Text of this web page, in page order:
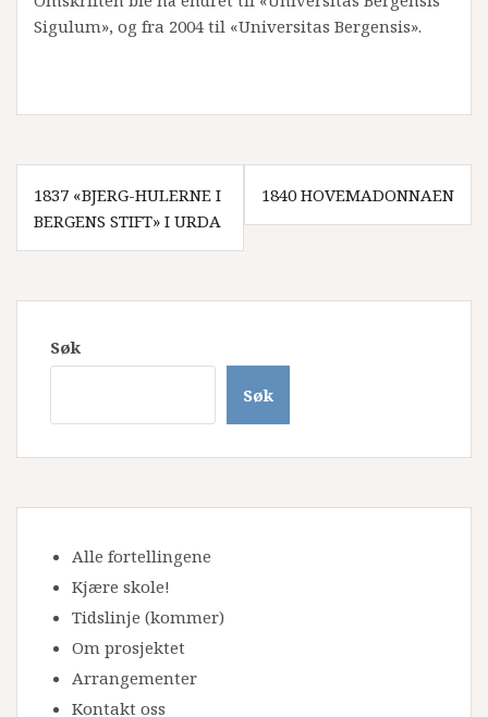
Sigulum», og fra 2004 til «Universitas Bergensis».
Innleggsnavigasjon
1837 «BJERG-HULERNE I
BERGENS STIFT» I URDA
1840 HOVEMADONNAEN
Søk
Søk
Alle fortellingene
Kjære skole!
Tidslinje (kommer)
Om prosjektet
Arrangementer
Kontakt oss